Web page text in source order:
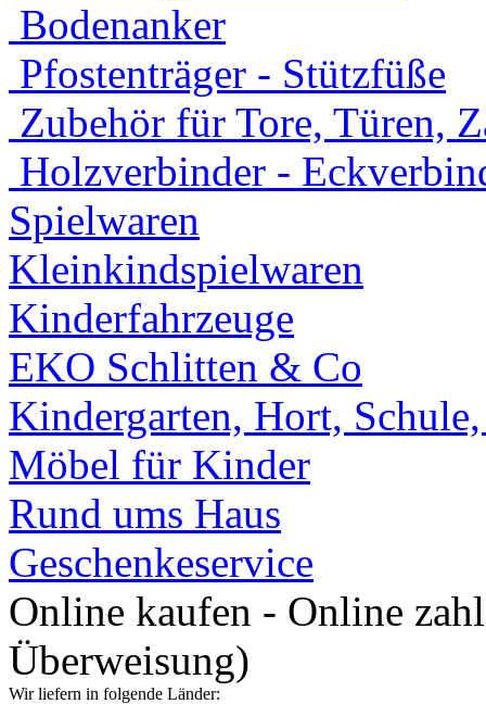
Bodenanker
Pfostenträger - Stützfüße
Zubehör für Tore, Türen,
Holzverbinder -
Spielwaren
Kleinkindspielwaren
Kinderfahrzeuge
EKO Schlitten & Co
Kindergarten, Hort,
Möbel für Kinder
Rund ums Haus
Geschenkeservice
Online kaufen - Online
Überweisung)
Wir liefern in folgende Länder: